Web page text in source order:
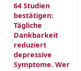
64 Studien
bestätigen:
Tägliche
Dankbarkeit
reduziert
depressive
Symptome. Wer